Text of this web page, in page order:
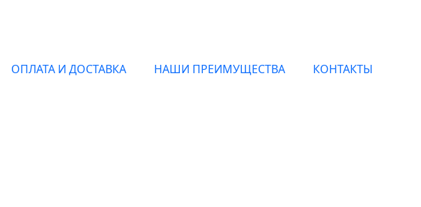
ОПЛАТА И ДОСТАВКА НАШИ ПРЕИМУЩЕСТВА КОНТАКТЫ